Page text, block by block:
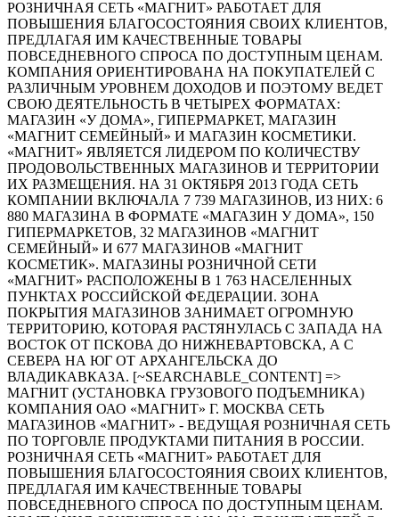
РОЗНИЧНАЯ СЕТЬ «МАГНИТ» РАБОТАЕТ ДЛЯ
ПОВЫШЕНИЯ БЛАГОСОСТОЯНИЯ СВОИХ КЛИЕНТОВ,
ПРЕДЛАГАЯ ИМ КАЧЕСТВЕННЫЕ ТОВАРЫ
ПОВСЕДНЕВНОГО СПРОСА ПО ДОСТУПНЫМ ЦЕНАМ.
КОМПАНИЯ ОРИЕНТИРОВАНА НА ПОКУПАТЕЛЕЙ С
РАЗЛИЧНЫМ УРОВНЕМ ДОХОДОВ И ПОЭТОМУ ВЕДЕТ
СВОЮ ДЕЯТЕЛЬНОСТЬ В ЧЕТЫРЕХ ФОРМАТАХ:
МАГАЗИН «У ДОМА», ГИПЕРМАРКЕТ, МАГАЗИН
«МАГНИТ СЕМЕЙНЫЙ» И МАГАЗИН КОСМЕТИКИ.
«МАГНИТ» ЯВЛЯЕТСЯ ЛИДЕРОМ ПО КОЛИЧЕСТВУ
ПРОДОВОЛЬСТВЕННЫХ МАГАЗИНОВ И ТЕРРИТОРИИ
ИХ РАЗМЕЩЕНИЯ. НА 31 ОКТЯБРЯ 2013 ГОДА СЕТЬ
КОМПАНИИ ВКЛЮЧАЛА 7 739 МАГАЗИНОВ, ИЗ НИХ: 6
880 МАГАЗИНА В ФОРМАТЕ «МАГАЗИН У ДОМА», 150
ГИПЕРМАРКЕТОВ, 32 МАГАЗИНОВ «МАГНИТ
СЕМЕЙНЫЙ» И 677 МАГАЗИНОВ «МАГНИТ
КОСМЕТИК». МАГАЗИНЫ РОЗНИЧНОЙ СЕТИ
«МАГНИТ» РАСПОЛОЖЕНЫ В 1 763 НАСЕЛЕННЫХ
ПУНКТАХ РОССИЙСКОЙ ФЕДЕРАЦИИ. ЗОНА
ПОКРЫТИЯ МАГАЗИНОВ ЗАНИМАЕТ ОГРОМНУЮ
ТЕРРИТОРИЮ, КОТОРАЯ РАСТЯНУЛАСЬ С ЗАПАДА НА
ВОСТОК ОТ ПСКОВА ДО НИЖНЕВАРТОВСКА, А С
СЕВЕРА НА ЮГ ОТ АРХАНГЕЛЬСКА ДО
ВЛАДИКАВКАЗА. [~SEARCHABLE_CONTENT] =>
МАГНИТ (УСТАНОВКА ГРУЗОВОГО ПОДЪЕМНИКА)
КОМПАНИЯ ОАО «МАГНИТ» Г. МОСКВА СЕТЬ
МАГАЗИНОВ «МАГНИТ» - ВЕДУЩАЯ РОЗНИЧНАЯ СЕТЬ
ПО ТОРГОВЛЕ ПРОДУКТАМИ ПИТАНИЯ В РОССИИ.
РОЗНИЧНАЯ СЕТЬ «МАГНИТ» РАБОТАЕТ ДЛЯ
ПОВЫШЕНИЯ БЛАГОСОСТОЯНИЯ СВОИХ КЛИЕНТОВ,
ПРЕДЛАГАЯ ИМ КАЧЕСТВЕННЫЕ ТОВАРЫ
ПОВСЕДНЕВНОГО СПРОСА ПО ДОСТУПНЫМ ЦЕНАМ.